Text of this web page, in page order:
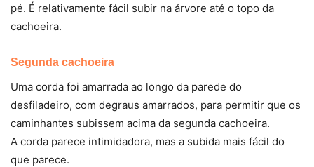
pé. É relativamente fácil subir na árvore até o topo da
cachoeira.
Segunda cachoeira
Uma corda foi amarrada ao longo da parede do
desfiladeiro, com degraus amarrados, para permitir que os
caminhantes subissem acima da segunda cachoeira.
A corda parece intimidadora, mas a subida mais fácil do
que parece.